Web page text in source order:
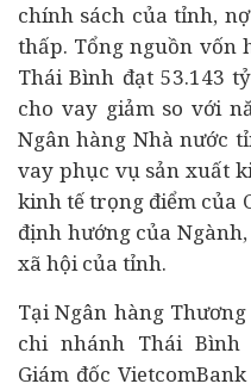
chính sách của tỉnh,
thấp. Tổng nguồn vốn
Thái Bình đạt 53.143
cho vay giảm so với
Ngân hàng Nhà nước
vay phục vụ sản xuất
kinh tế trọng điểm của
định hướng của
xã hội của tỉnh.
Tại Ngân hàng
chi nhánh Thái Bình
Giám đốc